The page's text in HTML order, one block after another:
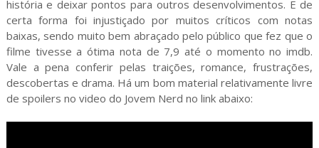
história e deixar pontos para outros desenvolvimentos. E de
certa forma foi injustiçado por muitos críticos com notas
baixas, sendo muito bem abraçado pelo público que fez que o
filme tivesse a ótima nota de 7,9 até o momento no imdb.
Vale a pena conferir pelas traições, romance, frustrações,
descobertas e drama. Há um bom material relativamente livre
de spoilers no video do Jovem Nerd no link abaixo: